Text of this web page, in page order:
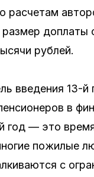
расчетам
доплаты
рублей.
введения 13-
в
год — это
пожилые
с